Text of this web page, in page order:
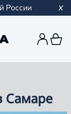
России
Самаре